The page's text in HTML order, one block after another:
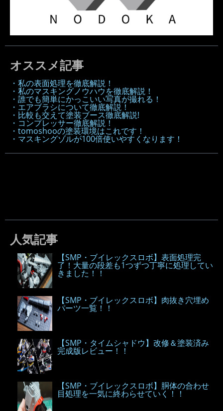
オススメ記事
・私の表面処理を徹底解説！
・私のマスキングノウハウを徹底解説！
・誰でも簡単にかっこいい写真が撮れる！
・エアブラシについて徹底解説！
・比較も交えて塗装ブース徹底解説!
・コンプレッサー徹底解説！
・tomoshooの塗装環境はこれです！
・マスキングゾルが100倍使いやすくなります！
人気記事
【SMP・ブイレックスロボ】表面処理完
了！大量の段差も1つずつ丁寧に処理してい
きました！！
【SMP・ブイレックスロボ】肉抜き穴埋め
パーツ一覧！！
【SMP・タイムシャドウ】改修＆塗装済み
完成版レビュー！！
【SMP・ブイレックスロボ】胴体の合わせ
目処理を一気に終わらせていく！！